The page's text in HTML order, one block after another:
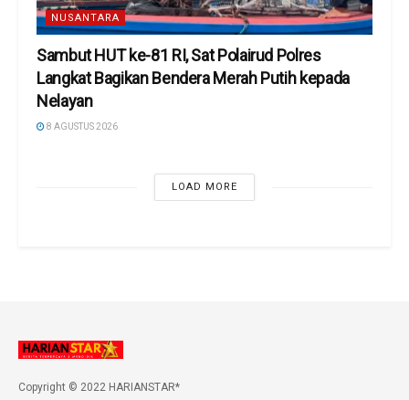
NUSANTARA
Sambut HUT ke-81 RI, Sat Polairud Polres
Langkat Bagikan Bendera Merah Putih kepada
Nelayan
8 AGUSTUS 2026
LOAD MORE
Copyright © 2022 HARIANSTAR*